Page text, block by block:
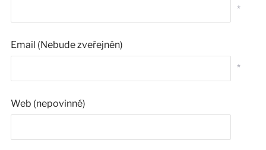
*
Email (Nebude zveřejněn)
*
Web (nepovinné)